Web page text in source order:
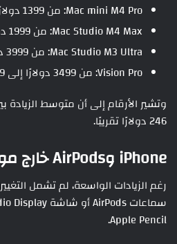
Mac mini M4 Pro: من 1399 دولارًا إلى 1599 دولارًا.
Mac Studio M4 Max: من 1999 دولارًا إلى 2499 دولارًا.
Mac Studio M3 Ultra: من 3999 دولارًا إلى 5299 دولارًا.
Vision Pro: من 3499 دولارًا إلى 3699 دولارًا.
وتشير الأرقام إلى أن متوسط الزيادة
246 دولارًا تقريبًا.
iPhone وAirPods خارج موجة الزيادة حاليًا
Apple Pencil.